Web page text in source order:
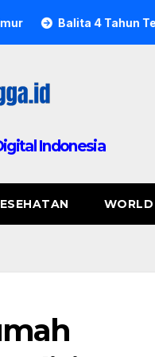
Tewas Ditabrak
Indonesia
WORLD